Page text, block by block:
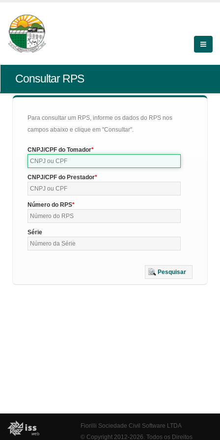
Consultar RPS
Para consultar um RPS, informe os dados do RPS nos
campos abaixo e clique em "Consultar".
CNPJ/CPF do Tomador
CNPJ/CPF do Prestador
Número do RPS
Série
Pesquisar
Fiorilli Sociedade Civil Software LTDA
© Copyright 2012-2026. Todos os Direitos